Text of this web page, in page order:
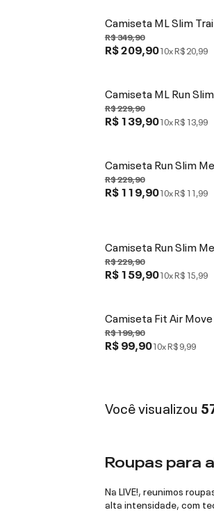
Camiseta ML Slim
R$ 349,90
R$ 209,9010xR$ 20,99
Camiseta ML Run
R$ 229,90
R$ 139,9010xR$ 13,99
Camiseta Run Slim
R$ 229,90
R$ 119,9010xR$ 11,99
Camiseta Run Slim
R$ 229,90
R$ 159,9010xR$ 15,99
Camiseta Fit Air
R$ 199,90
R$ 99,9010xR$ 9,99
Você visualizou
Roupas para
Na LIVE!, reunimos
alta intensidade, com